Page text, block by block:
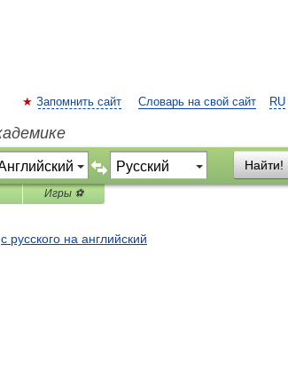
RU
Запомнить сайт Словарь на свой сайт
Найти!
Игры ⚽
с русского на английский